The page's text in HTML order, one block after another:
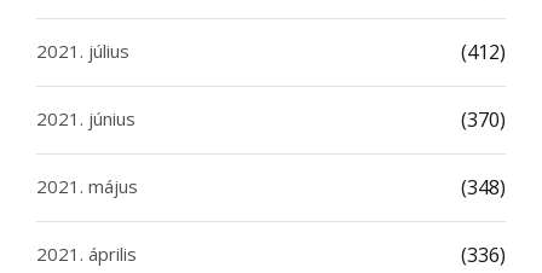
2021. július (412)
2021. június (370)
2021. május (348)
2021. április (336)